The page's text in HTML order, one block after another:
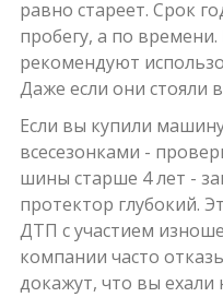
равно стареет. Срок
пробегу, а по
рекомендуют
Даже если они стояли
Если вы купили
всесезонками -
шины старше 4 лет -
протектор глубокий.
ДТП с участием
компании часто
докажут, что вы ехали